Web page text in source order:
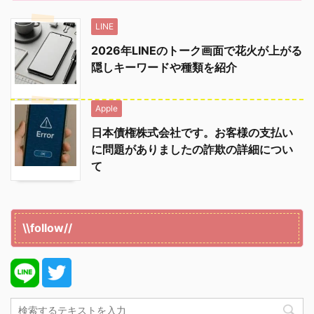
LINE
2026年LINEのトーク画面で花火が上がる
隠しキーワードや種類を紹介
Apple
日本債権株式会社です。お客様の支払い
に問題がありましたの詐欺の詳細につい
て
\\follow//